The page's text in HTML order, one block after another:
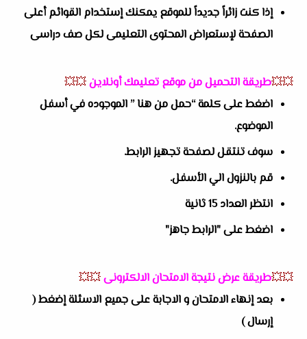
إذا كنت زائراً جديداً للموقع يمكنك إستخدام القوائم أعلى
الصفحة لإستعراض المحتوى التعليمى لكل صف دراسى
💥💥طريقة التحميل من موقع تعليمك أونلاين💥💥
اضغط على كلمة “حمل من هنا ” الموجوده في أسفل
الموضوع.
سوف تنتقل لصفحة تجهيز الرابط.
قم بالنزول الي الأسفل.
انتظر العداد 15 ثانية
اضغط على "الرابط جاهز"
💥💥طريقة عرض نتيجة الامتحان الالكترونى💥💥
بعد إنهاء الامتحان و الاجابة على جميع الاسئلة إضغط (
إرسال )